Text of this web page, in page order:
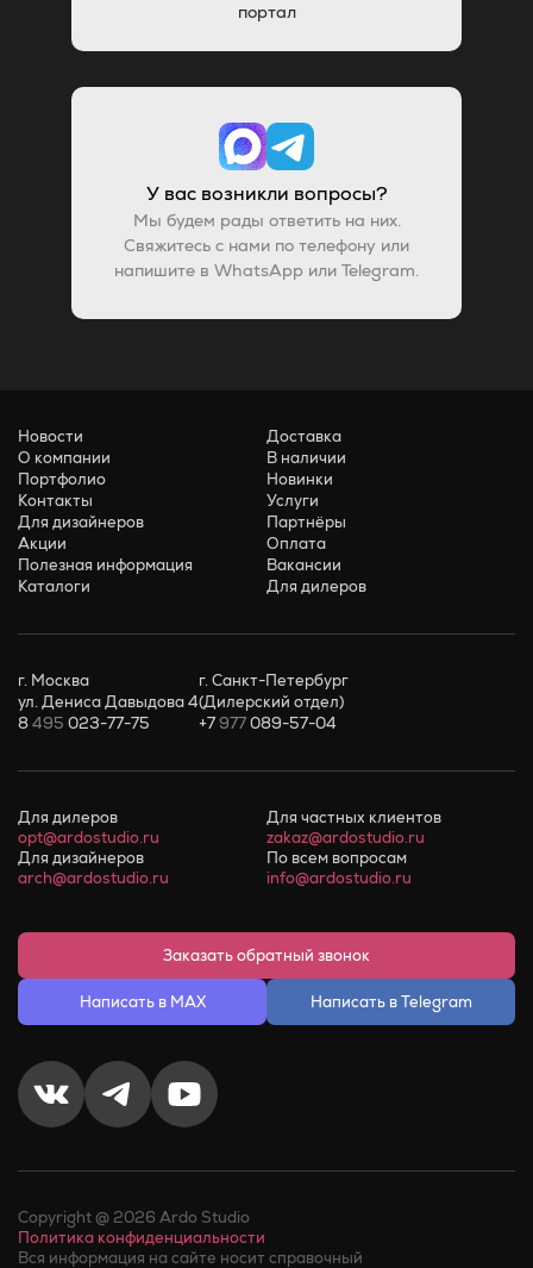
портал
У вас возникли вопросы?
Мы будем рады ответить на них.
Свяжитесь с нами по телефону или
напишите в WhatsApp или Telegram.
Новости
О компании
Портфолио
Контакты
Для дизайнеров
Акции
Полезная информация
Каталоги
Доставка
В наличии
Новинки
Услуги
Партнёры
Оплата
Вакансии
Для дилеров
г. Москва
ул. Дениса Давыдова 4
8495 023-77-75
г. Санкт-Петербург
(Дилерский отдел)
+7977089-57-04
Для дилеров
opt@ardostudio.ru
Для частных клиентов
zakaz@ardostudio.ru
Для дизайнеров
arch@ardostudio.ru
По всем вопросам
info@ardostudio.ru
Заказать обратный звонок
Написать в MAX Написать в Telegram
Copyright @ 2026 Ardo Studio
Политика конфиденциальности
Вся информация на сайте носит справочный